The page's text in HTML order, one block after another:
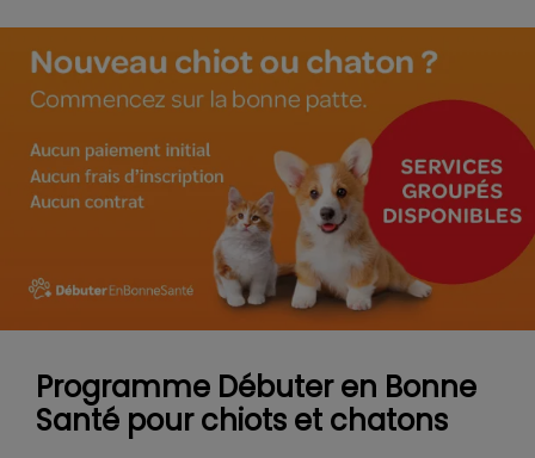
Programme Débuter en Bonne
Santé pour chiots et chatons